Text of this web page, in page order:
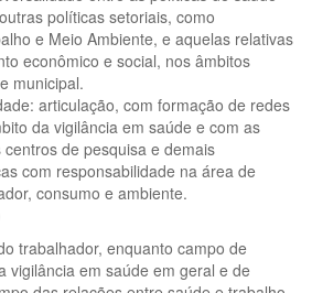
políticas setoriais, como
e Meio Ambiente, e aquelas relativas
econômico e social, nos âmbitos
municipal.
articulação, com formação de redes
da vigilância em saúde e com as
de pesquisa e demais
com responsabilidade na área de
consumo e ambiente.
trabalhador, enquanto campo de
vigilância em saúde em geral e de